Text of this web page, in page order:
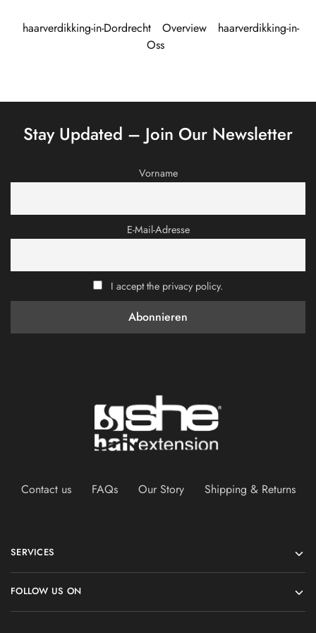
haarverdikking-in-Dordrecht Overview
haarverdikking-in-
Oss
Stay Updated – Join Our Newsletter
Vorname
E-Mail-Adresse
I accept the privacy policy.
Contact us FAQs Our Story Shipping & Returns
SERVICES
FOLLOW US ON